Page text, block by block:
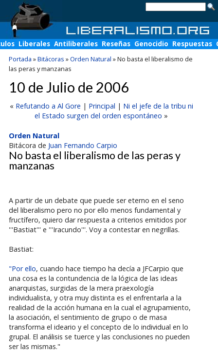
Liberales Antiliberales Reseñas Genocidio Respuestas
Portada »Bitácoras »Orden Natural »No basta el liberalismo de
las peras y manzanas
10 de Julio de 2006
« Refutando a Al Gore | Principal | Ni el jefe de la tribu ni
el Estado surgen del orden espontáneo »
Orden Natural
Bitácora de Juan Fernando Carpio
No basta el liberalismo de las peras y
manzanas
A partir de un debate que puede ser eterno en el seno
del liberalismo pero no por ello menos fundamental y
fructífero, quiero dar respuesta a criterios emitidos por
'''Bastiat''' e '''Iracundo'''. Voy a contestar en negrillas.
Bastiat:
"Por ello, cuando hace tiempo ha decía a JFCarpio que
una cosa es la contundencia de la lógica de las ideas
anarquistas, surgidas de la mera praexología
individualista, y otra muy distinta es el enfrentarla a la
realidad de la acción humana en la cual el agrupamiento,
la asociación, el sentimiento de grupo o de masa
transforma el ideario y el concepto de lo individual en lo
grupal. El análisis se tuerce y las conclusiones no pueden
ser las mismas."